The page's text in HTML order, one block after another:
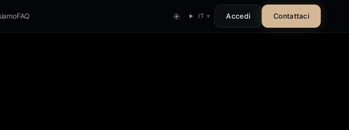
FAQ ☀ IT▾ Accedi Contattaci